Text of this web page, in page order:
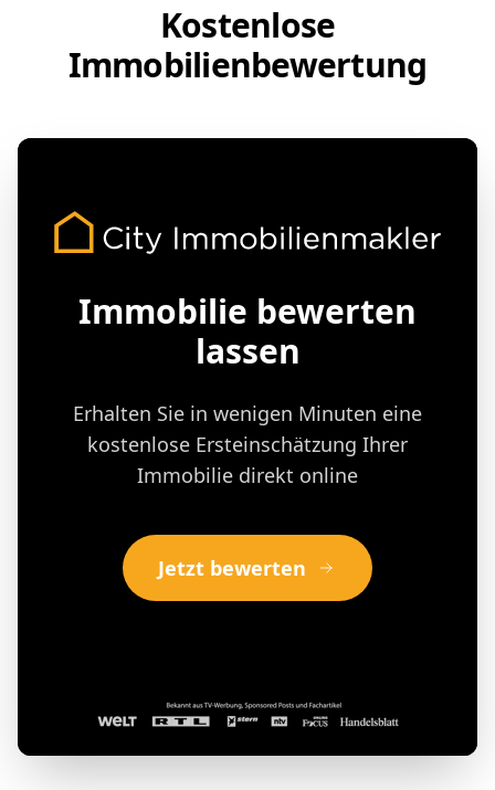
Kostenlose
Immobilienbewertung
Immobilie bewerten
lassen
Erhalten Sie in wenigen Minuten eine
kostenlose Ersteinschätzung Ihrer
Immobilie direkt online
Jetzt bewerten